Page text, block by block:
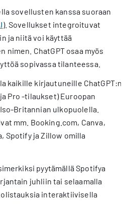
sovellusten kanssa suoraan
). Sovellukset integroituvat
ja niitä voi käyttää
nimen. ChatGPT osaa myös
sopivassa tilanteessa.
kaikille kirjautuneille ChatGPT:n
Pro -tilaukset) Euroopan
Britannian ulkopuolella.
mm. Booking.com, Canva,
Spotify ja Zillow omilla
pyytämällä Spotifya
juhliin tai selaamalla
interaktiivisella